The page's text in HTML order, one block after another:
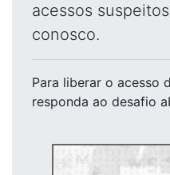
acessos
conosco.
Para liberar o acesso
responda ao desafio